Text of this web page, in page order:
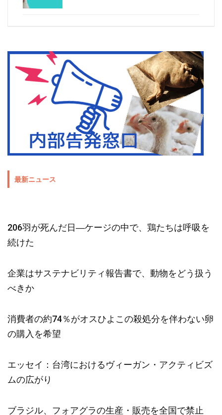
最新ニュース
206羽が死んだ日―ケージの中で、鶏たちは呼吸を
続けた
企業はサステナビリティ報告書で、動物をどう扱う
べきか
消費者の約74％がオスひよこの殺処分を伴わない卵
の購入を希望
エッセイ：台湾におけるヴィーガン・アクティビズ
ムの広がり
ブラジル、フォアグラの生産・販売を全国で禁止